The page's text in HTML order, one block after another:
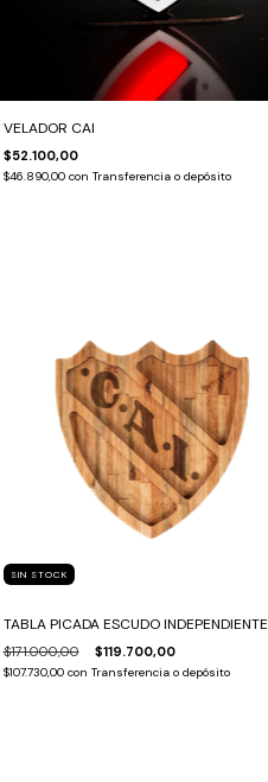
VELADOR CAI
$52.100,00
$46.890,00 con Transferencia o depósito
SIN STOCK
TABLA PICADA ESCUDO INDEPENDIENTE
$171.000,00 $119.700,00
$107.730,00 con Transferencia o depósito